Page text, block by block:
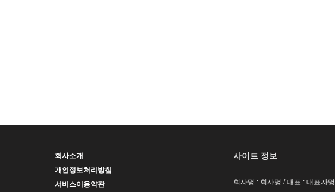
회사소개
개인정보처리방침
서비스이용약관
사이트 정보
회사명 : 회사명 / 대표 : 대표자명